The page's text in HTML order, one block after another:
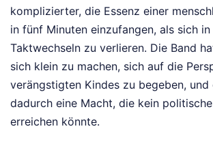
komplizierter, die Essenz einer
in fünf Minuten einzufangen, als sich
Taktwechseln zu verlieren. Die Band
sich klein zu machen, sich auf die
verängstigten Kindes zu begeben, und
dadurch eine Macht, die kein
erreichen könnte.